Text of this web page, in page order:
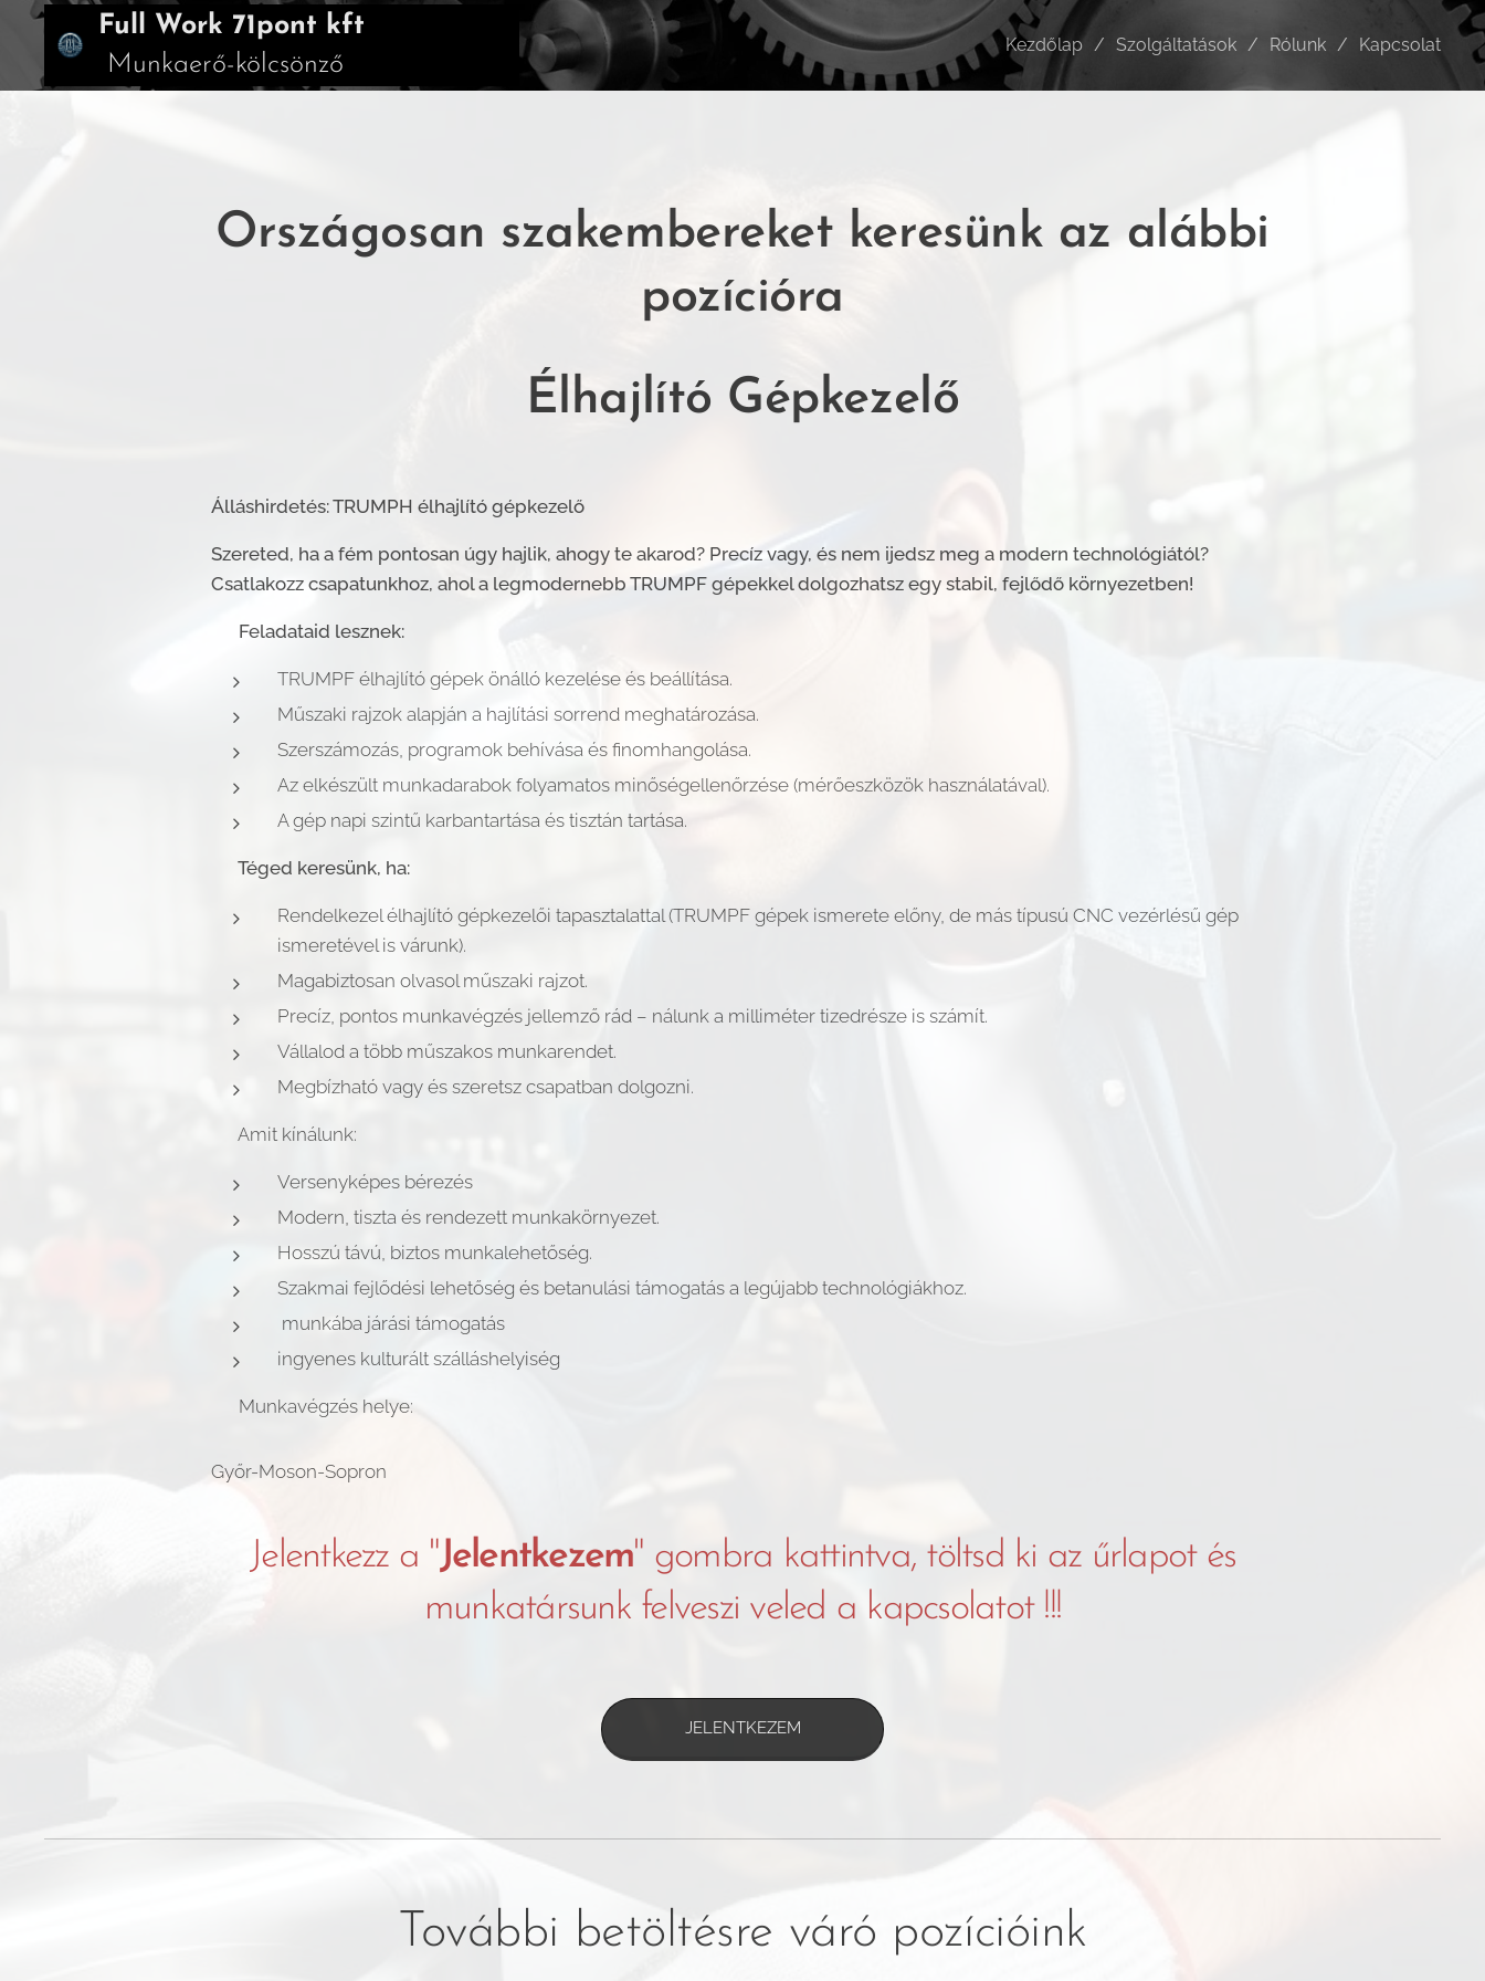
Full Work 71pont kft
Munkaerő-kölcsönző
Kezdőlap Szolgáltatások Rólunk Kapcsolat
Országosan szakembereket keresünk az alábbi
pozícióra
Élhajlító Gépkezelő
Álláshirdetés: TRUMPH élhajlító gépkezelő
Szereted, ha a fém pontosan úgy hajlik, ahogy te akarod? Precíz vagy, és nem ijedsz meg a modern technológiától?
Csatlakozz csapatunkhoz, ahol a legmodernebb TRUMPF gépekkel dolgozhatsz egy stabil, fejlődő környezetben!
🎯 Feladataid lesznek:
​TRUMPF élhajlító gépek önálló kezelése és beállítása.
​Műszaki rajzok alapján a hajlítási sorrend meghatározása.
​Szerszámozás, programok behívása és finomhangolása.
​Az elkészült munkadarabok folyamatos minőségellenőrzése (mérőeszközök használatával).
​A gép napi szintű karbantartása és tisztán tartása.
✅ Téged keresünk, ha:
​Rendelkezel élhajlító gépkezelői tapasztalattal (TRUMPF gépek ismerete előny, de más típusú CNC vezérlésű gép
ismeretével is várunk).
​Magabiztosan olvasol műszaki rajzot.
​Precíz, pontos munkavégzés jellemző rád – nálunk a milliméter tizedrésze is számít.
​Vállalod a több műszakos munkarendet.
​Megbízható vagy és szeretsz csapatban dolgozni.
​💼 Amit kínálunk:
​Versenyképes bérezés
​Modern, tiszta és rendezett munkakörnyezet.
​Hosszú távú, biztos munkalehetőség.
​Szakmai fejlődési lehetőség és betanulási támogatás a legújabb technológiákhoz.
​ munkába járási támogatás
ingyenes kulturált szálláshelyiség
​📍 Munkavégzés helye:
Győr-Moson-Sopron
Jelentkezz a "Jelentkezem" gombra kattintva, töltsd ki az űrlapot és
munkatársunk felveszi veled a kapcsolatot !!!
JELENTKEZEM
További betöltésre váró pozícióink